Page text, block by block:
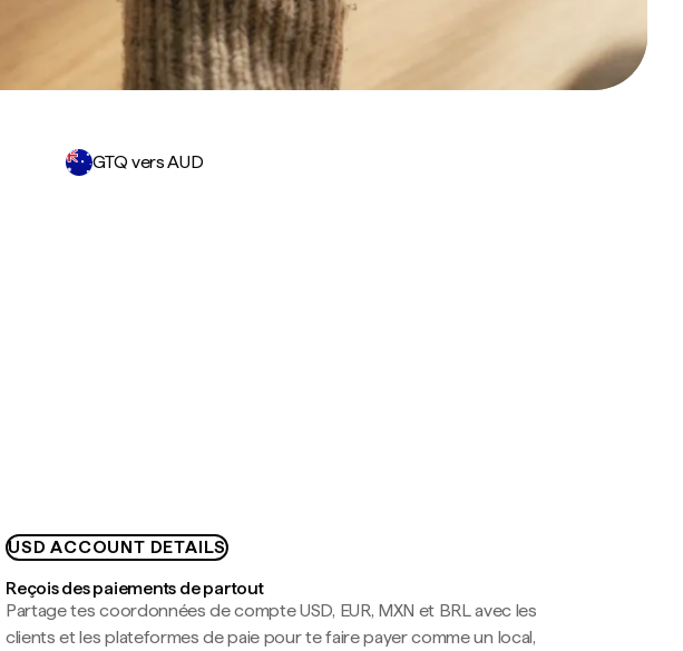
GTQ vers AUD
USD ACCOUNT DETAILS
Reçois des paiements de partout
Partage tes coordonnées de compte USD, EUR, MXN et BRL avec les
clients et les plateformes de paie pour te faire payer comme un local,